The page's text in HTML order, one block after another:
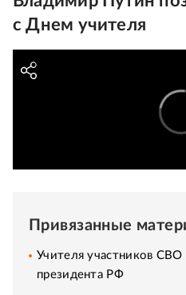
с Днем учителя
Привязанные
Учителя участников
президента РФ